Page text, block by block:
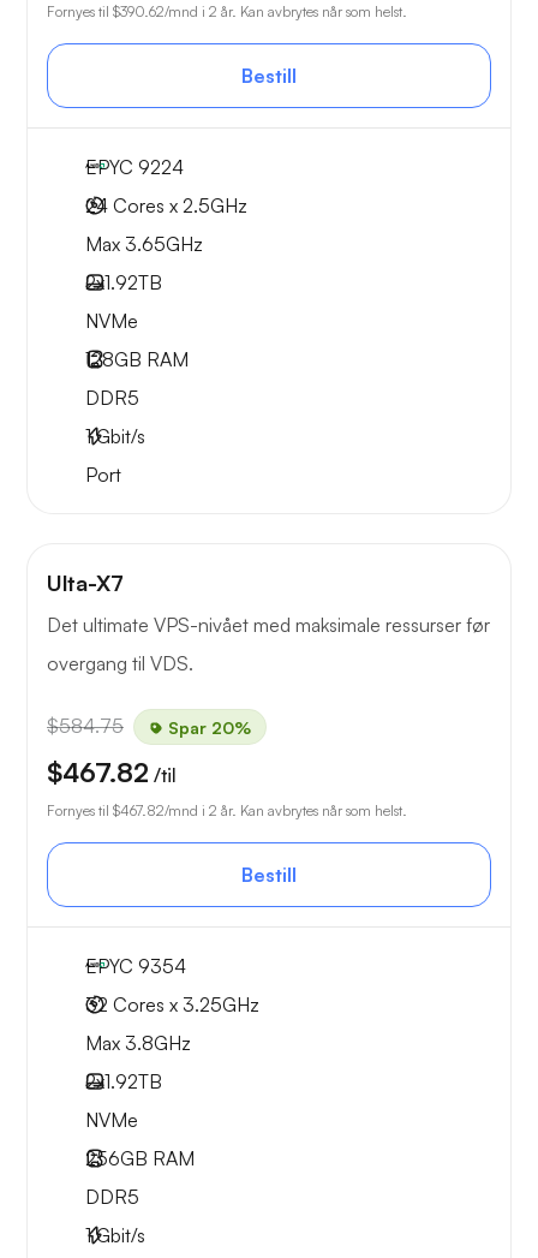
Fornyes til $390.62/mnd i 2 år. Kan avbrytes når som helst.
Bestill
EPYC 9224
24 Cores x 2.5GHz
Max 3.65GHz
2x1.92TB
NVMe
128GB RAM
DDR5
1Gbit/s
Port
Ulta-X7
Det ultimate VPS-nivået med maksimale ressurser før
overgang til VDS.
$584.75 Spar 20%
$467.82 /til
Fornyes til $467.82/mnd i 2 år. Kan avbrytes når som helst.
Bestill
EPYC 9354
32 Cores x 3.25GHz
Max 3.8GHz
2x1.92TB
NVMe
256GB RAM
DDR5
1Gbit/s